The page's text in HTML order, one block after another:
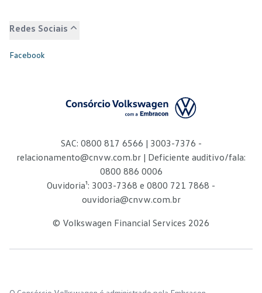
Redes Sociais
Facebook
SAC: 0800 817 6566 | 3003-7376 -
relacionamento@cnvw.com.br | Deficiente auditivo/fala:
0800 886 0006
Ouvidoria¹: 3003-7368 e 0800 721 7868 -
ouvidoria@cnvw.com.br
© Volkswagen Financial Services 2026